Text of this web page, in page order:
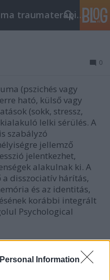
Information
irodalmi pszichodráma traumaterápia pszichoterápia
0
(pszichés vagy
ható, külső vagy
(sokk, stressz,
lelki sérülés. A
szabályzó
jellemző
jelentkezhet,
alakulnak ki. A
disszociatív hárítás,
és az identitás,
korábbi integrált
Psychological
részeként) legelső
enyhítését,
célozza a